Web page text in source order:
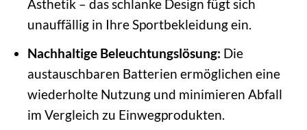
Ästhetik – das schlanke Design fügt sich
unauffällig in Ihre Sportbekleidung ein.
Nachhaltige Beleuchtungslösung: Die
austauschbaren Batterien ermöglichen eine
wiederholte Nutzung und minimieren Abfall
im Vergleich zu Einwegprodukten.